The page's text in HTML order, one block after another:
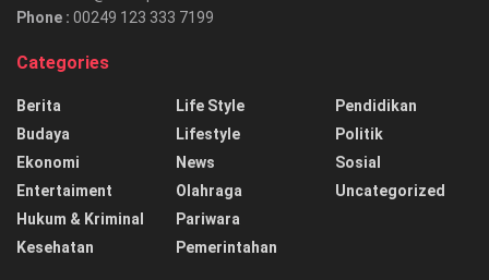
Phone : 00249 123 333 7199
Categories
Berita
Budaya
Ekonomi
Entertaiment
Hukum & Kriminal
Kesehatan
Life Style
Lifestyle
News
Olahraga
Pariwara
Pemerintahan
Pendidikan
Politik
Sosial
Uncategorized